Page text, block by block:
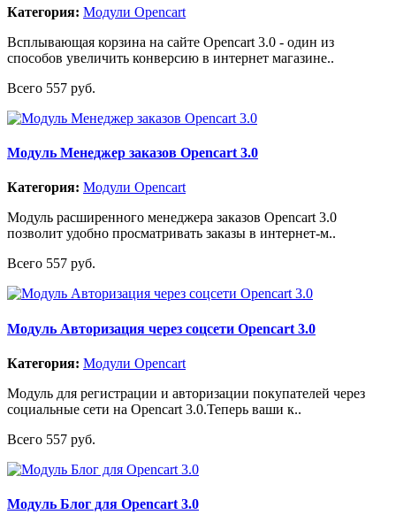
Категория: Модули Opencart
Всплывающая корзина на сайте Opencart 3.0 - один из
способов увеличить конверсию в интернет магазине..
Всего 557 руб.
Модуль Менеджер заказов Opencart 3.0
Категория: Модули Opencart
Модуль расширенного менеджера заказов Opencart 3.0
позволит удобно просматривать заказы в интернет-м..
Всего 557 руб.
Модуль Авторизация через соцсети Opencart 3.0
Категория: Модули Opencart
Модуль для регистрации и авторизации покупателей через
социальные сети на Opencart 3.0.Теперь ваши к..
Всего 557 руб.
Модуль Блог для Opencart 3.0